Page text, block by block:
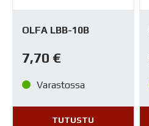
OLFA LBB-10B
7,70 €
Varastossa
TUTUSTU